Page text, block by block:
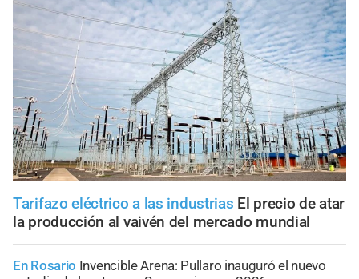
Tarifazo eléctrico a las industrias El precio de atar
la producción al vaivén del mercado mundial
En Rosario Invencible Arena: Pullaro inauguró el nuevo